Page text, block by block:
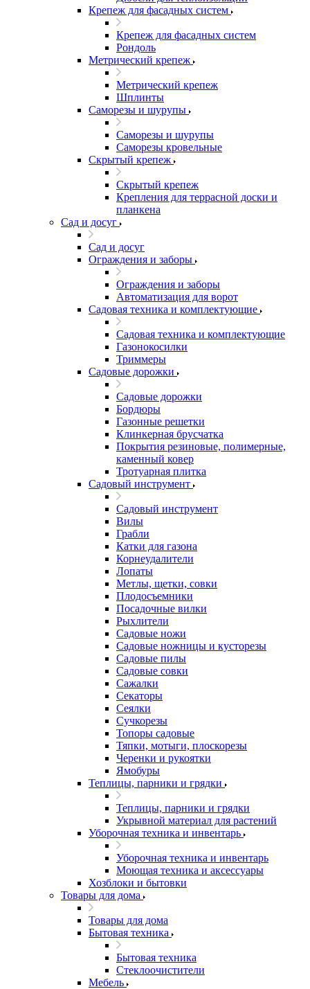
Крепеж для фасадных систем
Крепеж для фасадных систем
Рондоль
Метрический крепеж
Метрический крепеж
Шплинты
Саморезы и шурупы
Саморезы и шурупы
Саморезы кровельные
Скрытый крепеж
Скрытый крепеж
Крепления для террасной доски и
планкена
Сад и досуг
Сад и досуг
Ограждения и заборы
Ограждения и заборы
Автоматизация для ворот
Садовая техника и комплектующие
Садовая техника и комплектующие
Газонокосилки
Триммеры
Садовые дорожки
Садовые дорожки
Бордюры
Газонные решетки
Клинкерная брусчатка
Покрытия резиновые, полимерные,
каменный ковер
Тротуарная плитка
Садовый инструмент
Садовый инструмент
Вилы
Грабли
Катки для газона
Корнеудалители
Лопаты
Метлы, щетки, совки
Плодосъемники
Посадочные вилки
Рыхлители
Садовые ножи
Садовые ножницы и кусторезы
Садовые пилы
Садовые совки
Сажалки
Секаторы
Сеялки
Сучкорезы
Топоры садовые
Тяпки, мотыги, плоскорезы
Черенки и рукоятки
Ямобуры
Теплицы, парники и грядки
Теплицы, парники и грядки
Укрывной материал для растений
Уборочная техника и инвентарь
Уборочная техника и инвентарь
Моющая техника и аксессуары
Хозблоки и бытовки
Товары для дома
Товары для дома
Бытовая техника
Бытовая техника
Стеклоочистители
Мебель